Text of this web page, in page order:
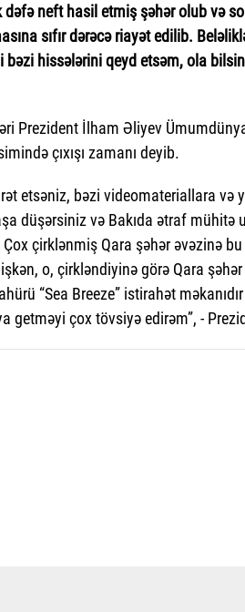
dəfə neft hasil etmiş şəhər olub və
sıfır dərəcə riayət edilib.
bəzi hissələrini qeyd etsəm, ola
Prezident İlham Əliyev
çıxışı zamanı deyib.
etsəniz, bəzi videomateriallara və
düşərsiniz və Bakıda ətraf mühitə
çirklənmiş Qara şəhər əvəzinə
o, çirkləndiyinə görə Qara
“Sea Breeze” istirahət
getməyi çox tövsiyə edirəm”, -